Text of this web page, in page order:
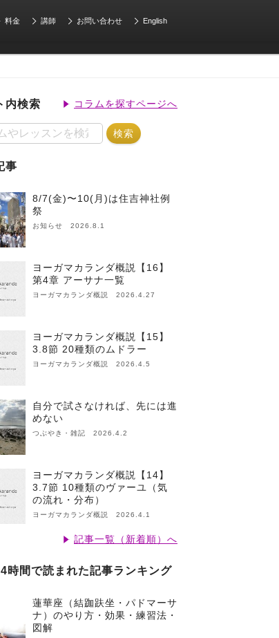
料金 講師 お問い合わせ English
内検索 コラムを探すページへ
事
8/7(金)〜10(月)は住吉神社例
祭
お知らせ 2026.8.1
ヨーガマカランダ概説【16】
第4章 アーサナ一覧
ヨーガマカランダ概説 2026.4.27
ヨーガマカランダ概説【15】
3.8節 20種類のムドラー
ヨーガマカランダ概説 2026.4.5
自分で試さなければ、先には進
めない
つぶやき・雑記 2026.4.2
ヨーガマカランダ概説【14】
3.7節 10種類のヴァーユ（気
の流れ・分布）
ヨーガマカランダ概説 2026.4.1
記事一覧（新着順）へ
時間で読まれた記事ランキング
蓮華座（結跏趺坐・パドマーサ
ナ）のやり方・効果・練習法・
図解